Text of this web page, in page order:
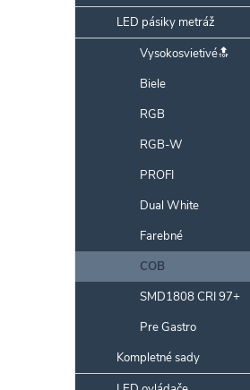
LED pásiky metráž
Vysokosvietivé🔝
Biele
RGB
RGB-W
PROFI
Dual White
Farebné
COB
SMD1808 CRI 97+
Pre Gastro
Kompletné sady